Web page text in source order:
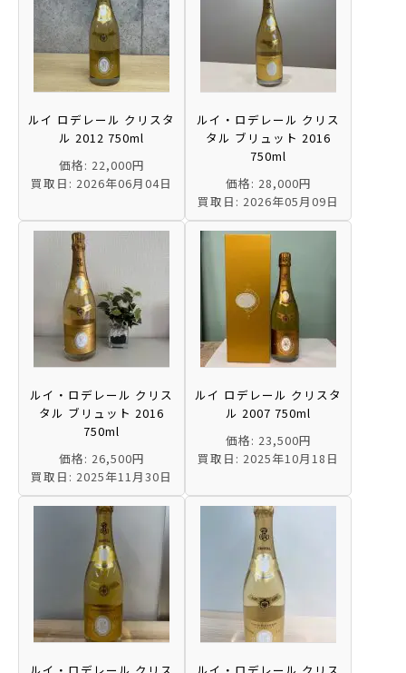
ルイ ロデレール クリスタ
ル 2012 750ml
価格: 22,000円
買取日: 2026年06月04日
ルイ・ロデレール クリス
タル ブリュット 2016
750ml
価格: 28,000円
買取日: 2026年05月09日
ルイ・ロデレール クリス
タル ブリュット 2016
750ml
価格: 26,500円
買取日: 2025年11月30日
ルイ ロデレール クリスタ
ル 2007 750ml
価格: 23,500円
買取日: 2025年10月18日